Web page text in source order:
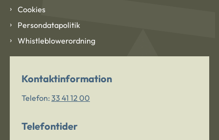
Cookies
Persondatapolitik
Whistleblowerordning
Kontaktinformation
Telefon: 33 41 12 00
Telefontider